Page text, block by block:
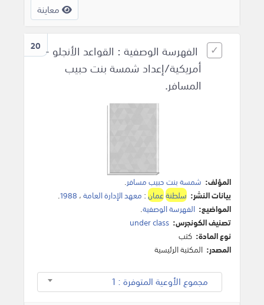
معاينة
20 الفهرسة الوصفية : القواعد الأنجلو -
أمريكية/إعداد شمسة بنت حبيب
المسافر.
المؤلف: شمسة بنت حبيب مسافر.
بيانات النشر: سلطنةعمان: معهد الإدارة العامة، 1988
.
المواضيع: الفهرسة الوصفية.
تصنيف الكونجرس: under class
نوع المادة: كتب
المصدر: المكتبة الرئيسية
مجموع الأوعية المتوفرة : 1